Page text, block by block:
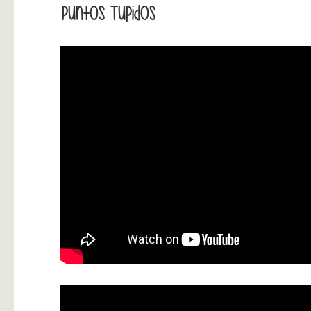
Puntos Tupidos